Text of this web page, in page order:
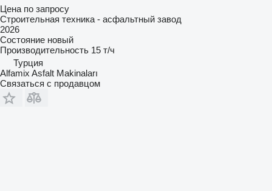
Цена по запросу
Строительная техника - асфальтный завод
2026
Состояние новый
Производительность 15 т/ч
Турция
Alfamix Asfalt Makinaları
Связаться с продавцом